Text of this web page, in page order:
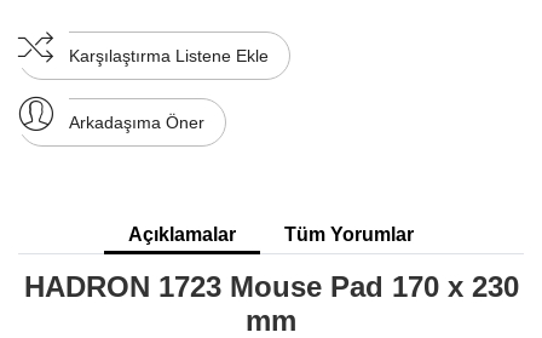
Karşılaştırma Listene Ekle
Arkadaşıma Öner
Açıklamalar Tüm Yorumlar
HADRON 1723 Mouse Pad 170 x 230
mm